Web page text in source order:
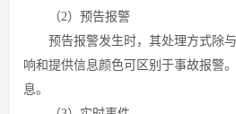
（2）预告报警
预告报警发生时，其处理方式除
响和提供信息颜色可区别于事故报警
息。